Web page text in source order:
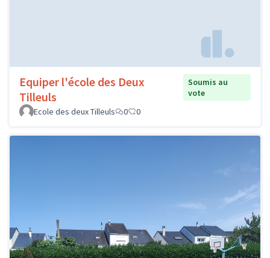
Equiper l'école des Deux
Tilleuls
Soumis au
vote
Ecole des deux Tilleuls
0 0